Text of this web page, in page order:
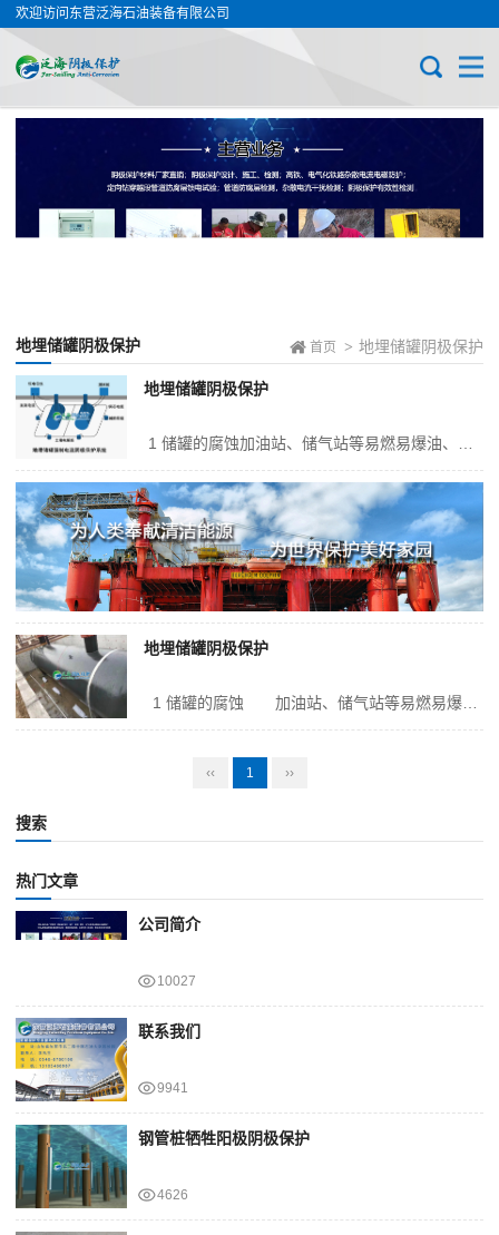
欢迎访问东营泛海石油装备有限公司
首页 > 地埋储罐阴极保护
地埋储罐阴极保护
地埋储罐阴极保护
地埋储罐阴极保护
‹‹ 1 ››
搜索
热门文章
公司简介
10027
联系我们
9941
钢管桩牺牲阳极阴极保护
4626